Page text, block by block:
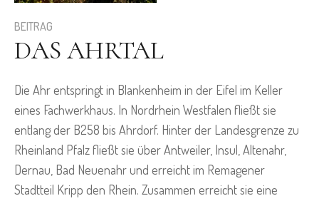
BEITRAG
DAS AHRTAL
Die Ahr entspringt in Blankenheim in der Eifel im Keller
eines Fachwerkhaus. In Nordrhein Westfalen fließt sie
entlang der B258 bis Ahrdorf. Hinter der Landesgrenze zu
Rheinland Pfalz fließt sie über Antweiler, Insul, Altenahr,
Dernau, Bad Neuenahr und erreicht im Remagener
Stadtteil Kripp den Rhein. Zusammen erreicht sie eine